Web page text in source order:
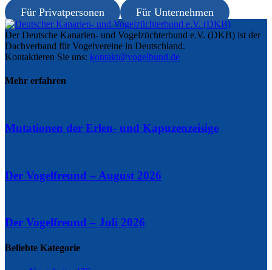
Für Privatpersonen Für Unternehmen
Der Deutsche Kanarien- und Vogelzüchterbund e.V. (DKB) ist der
Dachverband für Vogelvereine in Deutschland.
Kontaktieren Sie uns: kontakt@vogelbund.de
Mehr erfahren
Mutationen der Erlen- und Kapuzenzeisige
Der Vogelfreund – August 2026
Der Vogelfreund – Juli 2026
Beliebte Kategorie